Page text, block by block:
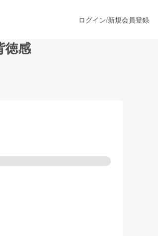
ログイン/新規会員登録
徳感